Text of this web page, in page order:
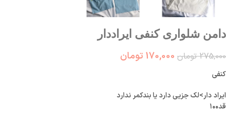
دامن شلواری کنفی ایراددار
275,000 تومان 170,000 تومان
کنفی
ایراد دار>لک جزیی دارد یا بند‌کمر ندارد
قد۱۰۰